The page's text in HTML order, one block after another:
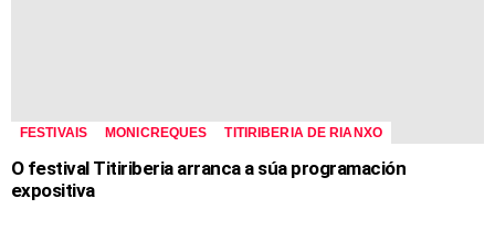
FESTIVAIS MONICREQUES TITIRIBERIA DE RIANXO
O festival Titiriberia arranca a súa programación
expositiva